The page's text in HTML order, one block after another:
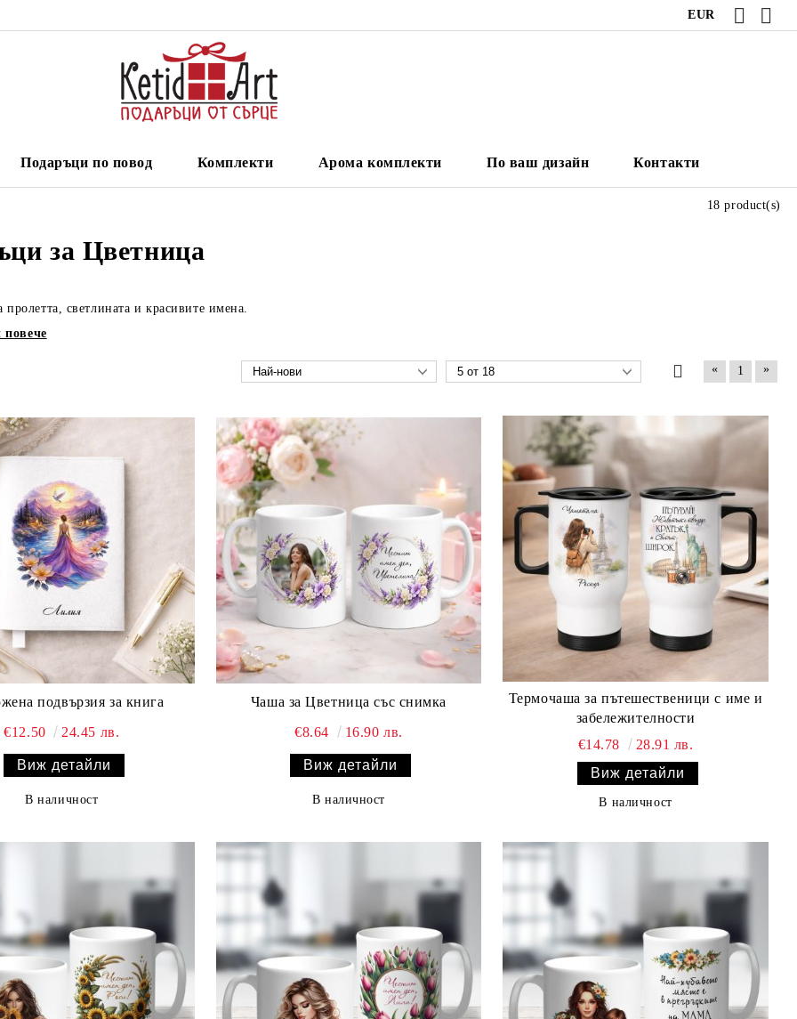
EUR
Подаръци по повод Комплекти Арома комплекти По ваш дизайн Контакти
за Цветница
светлината и красивите имена.
повече
18 product(s)
« 1 »
подвързия за книга
€12.50 24.45 лв.
Виж детайли
В наличност
Чаша за Цветница със снимка
€8.64 16.90 лв.
Виж детайли
В наличност
Термочаша за пътешественици с име и
забележителности
€14.78
28.91 лв.
Виж детайли
В наличност